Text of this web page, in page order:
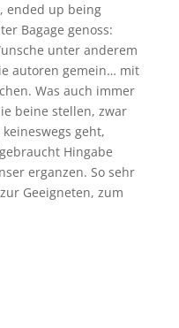
ended up being
Bagage genoss:
unter anderem
autoren gemein… mit
Was auch immer
beine stellen, zwar
geht,
Hingabe
erganzen. So sehr
Geeigneten, zum